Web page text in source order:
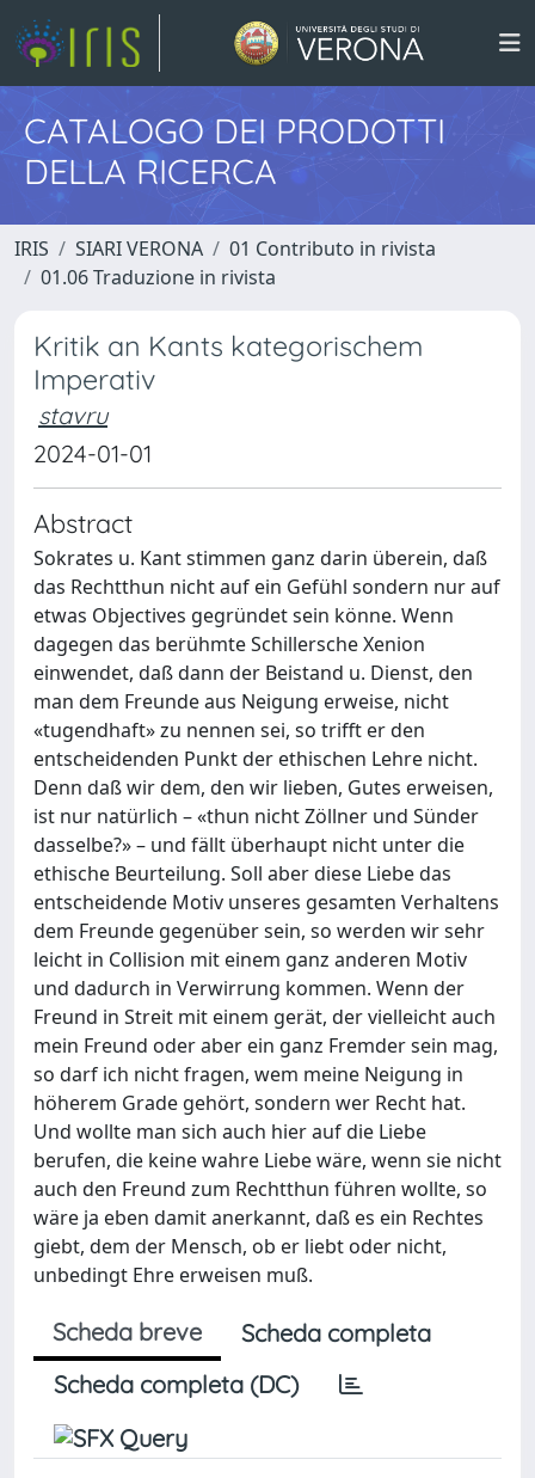
CATALOGO DEI PRODOTTI
DELLA RICERCA
IRIS SIARI VERONA
01 Contributo in rivista
01.06 Traduzione in rivista
Kritik an Kants kategorischem
Imperativ
stavru
2024-01-01
Abstract
Sokrates u. Kant stimmen ganz darin überein, daß
das Rechtthun nicht auf ein Gefühl sondern nur auf
etwas Objectives gegründet sein könne. Wenn
dagegen das berühmte Schillersche Xenion
einwendet, daß dann der Beistand u. Dienst, den
man dem Freunde aus Neigung erweise, nicht
«tugendhaft» zu nennen sei, so trifft er den
entscheidenden Punkt der ethischen Lehre nicht.
Denn daß wir dem, den wir lieben, Gutes erweisen,
ist nur natürlich – «thun nicht Zöllner und Sünder
dasselbe?» – und fällt überhaupt nicht unter die
ethische Beurteilung. Soll aber diese Liebe das
entscheidende Motiv unseres gesamten Verhaltens
dem Freunde gegenüber sein, so werden wir sehr
leicht in Collision mit einem ganz anderen Motiv
und dadurch in Verwirrung kommen. Wenn der
Freund in Streit mit einem gerät, der vielleicht auch
mein Freund oder aber ein ganz Fremder sein mag,
so darf ich nicht fragen, wem meine Neigung in
höherem Grade gehört, sondern wer Recht hat.
Und wollte man sich auch hier auf die Liebe
berufen, die keine wahre Liebe wäre, wenn sie nicht
auch den Freund zum Rechtthun führen wollte, so
wäre ja eben damit anerkannt, daß es ein Rechtes
giebt, dem der Mensch, ob er liebt oder nicht,
unbedingt Ehre erweisen muß.
Scheda breve
Scheda completa
Scheda completa (DC)